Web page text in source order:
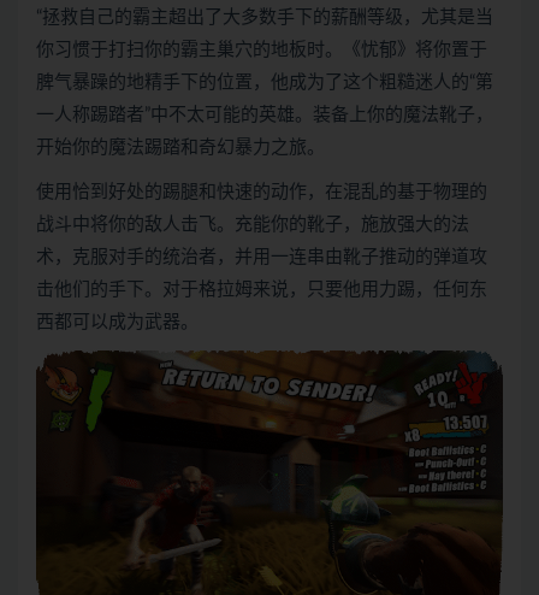
“拯救自己的霸主超出了大多数手下的薪酬等级，尤其是当
你习惯于打扫你的霸主巢穴的地板时。《忧郁》将你置于
脾气暴躁的地精手下的位置，他成为了这个粗糙迷人的“第
一人称踢踏者”中不太可能的英雄。装备上你的魔法靴子，
开始你的魔法踢踏和奇幻暴力之旅。
使用恰到好处的踢腿和快速的动作，在混乱的基于物理的
战斗中将你的敌人击飞。充能你的靴子，施放强大的法
术，克服对手的统治者，并用一连串由靴子推动的弹道攻
击他们的手下。对于格拉姆来说，只要他用力踢，任何东
西都可以成为武器。